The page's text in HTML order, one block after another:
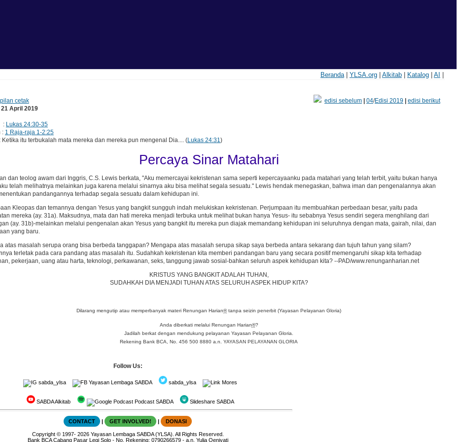
Beranda| YLSA.org| Alkitab| Katalog| AI
cetak edisi sebelum| 04/Edisi 2019| edisi berikut
21 April 2019
: Lukas 24:30-35
: 1 Raja-raja 1-2:25
itu terbukalah mata mereka dan mereka pun mengenal Dia.... (Lukas 24:31)
Percaya Sinar Matahari
dan teolog awam dari Inggris, C.S. Lewis berkata, "Aku memercayai kekristenan sama seperti kepercayaanku pada matahari yang telah terbit, yaitu bukan hanya
telah melihatnya melainkan juga karena melalui sinarnya aku bisa melihat segala sesuatu." Lewis hendak menegaskan, bahwa iman dan pengenalannya akan
pandangannya terhadap segala sesuatu dalam kehidupan ini.
Kleopas dan temannya dengan Yesus yang bangkit sungguh indah melukiskan kekristenan. Perjumpaan itu membuahkan perbedaan besar, yaitu pada
mereka (ay. 31a). Maksudnya, mata dan hati mereka menjadi terbuka untuk melihat bukan hanya Yesus- itu sebabnya Yesus sendiri segera menghilang dari
(ay. 31b)-melainkan melalui pengenalan akan Yesus yang bangkit itu mereka pun diajak memandang kehidupan ini seluruhnya dengan mata, gairah, nilai, dan
yang baru.
atas masalah serupa orang bisa berbeda tanggapan? Mengapa atas masalah serupa sikap saya berbeda antara sekarang dan tujuh tahun yang silam?
terletak pada cara pandang atas masalah itu. Sudahkah kekristenan kita memberi pandangan baru yang secara positif memengaruhi sikap kita terhadap
pekerjaan, uang atau harta, teknologi, perkawanan, seks, tanggung jawab sosial-bahkan seluruh aspek kehidupan kita? --PAD/www.renunganharian.net
KRISTUS YANG BANGKIT ADALAH TUHAN,
SUDAHKAH DIA MENJADI TUHAN ATAS SELURUH ASPEK HIDUP KITA?
Dilarang mengutip atau memperbanyak materi Renungan Harian®tanpa seizin penerbit (Yayasan Pelayanan Gloria)
Anda diberkati melalui Renungan Harian®?
Jadilah berkat dengan mendukung pelayanan Yayasan Pelayanan Gloria.
Rekening Bank BCA, No. 456 500 8880 a.n. YAYASAN PELAYANAN GLORIA
Follow Us:
sabda_ylsa Yayasan Lembaga SABDA sabda_ylsa Mores
SABDA Alkitab Podcast SABDA Slideshare SABDA
CONTACT | GET INVOLVED! | DONASI
Copyright© 1997- 2026 Yayasan Lembaga SABDA (YLSA). All Rights Reserved.
Bank BCA Cabang Pasar Legi Solo - No. Rekening: 0790266579 - a.n. Yulia Oeniyati